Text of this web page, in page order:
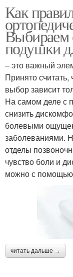
Как
Выбираем
подушки
– это важный
Принято считать,
выбор зависит
На самом деле с
снизить
болевыми
заболеваниями.
отделы
чувство боли и
можно с
читать дальше →